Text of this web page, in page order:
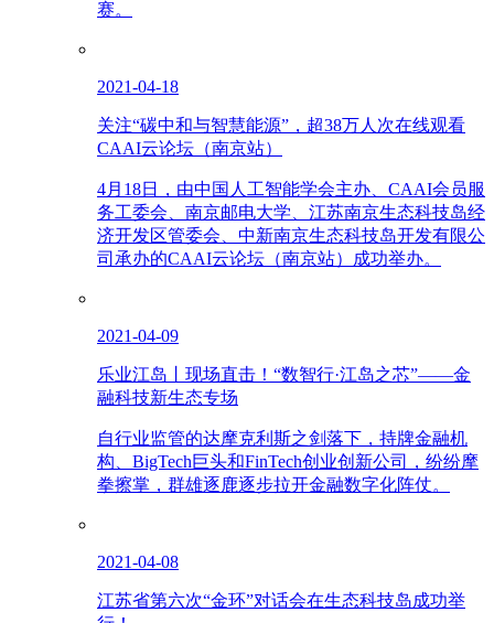
赛。
2021-04-18
关注“碳中和与智慧能源”，超38万人次在线观看
CAAI云论坛（南京站）
4月18日，由中国人工智能学会主办、CAAI会员服
务工委会、南京邮电大学、江苏南京生态科技岛经
济开发区管委会、中新南京生态科技岛开发有限公
司承办的CAAI云论坛（南京站）成功举办。
2021-04-09
乐业江岛丨现场直击！“数智行·江岛之芯”——金
融科技新生态专场
自行业监管的达摩克利斯之剑落下，持牌金融机
构、BigTech巨头和FinTech创业创新公司，纷纷摩
拳擦掌，群雄逐鹿逐步拉开金融数字化阵仗。
2021-04-08
江苏省第六次“金环”对话会在生态科技岛成功举